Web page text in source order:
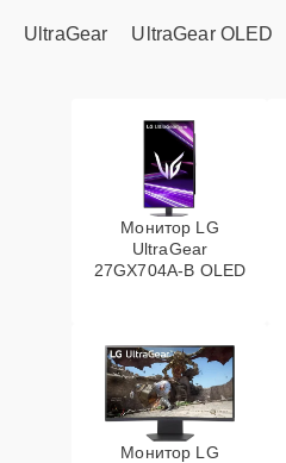
UltraGear UltraGear OLED
Монитор LG
UltraGear
27GX704A-B OLED
Монитор LG